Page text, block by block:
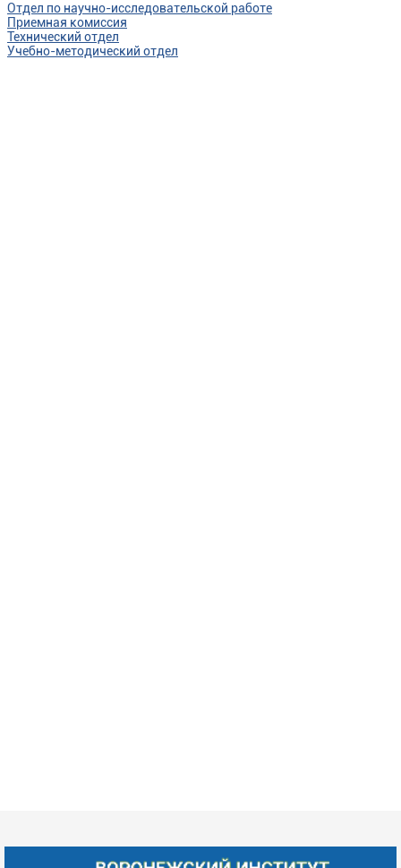
Отдел по научно-исследовательской работе
Приемная комиссия
Технический отдел
Учебно-методический отдел